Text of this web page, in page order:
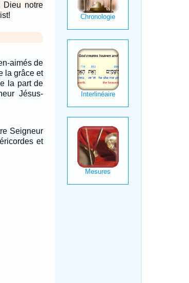
notre
aimés de
la grâce et
la part de
Jésus-
Seigneur
et